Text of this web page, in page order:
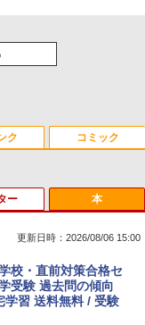
オフホワイト
ブラック
Flo Milli, ATL Jacob
Flo Milli, ATL Jacob
ク
ルレス 500ml ×24本
ウム含有 水 ミネラル
ル 静岡県産 500ミリリ
コミック
(デジタル版ビッグガ
(22) (角川コミックス・
| Latitude 3500 | Wi
| 一年保証 | 第8世
〜最大3.9)GHz |
新品) | 光学ド
世田谷の給水塔 キ
スツール キーキャ
ラー AR-REMOVE
ー
中ポイント5倍】中
ンチ サイズ選択可
/ VGA / DVI 端子
ケーブル付き サ
本
更新日時：2026/08/06 15:00
校・直前対策合格セ
受験 過去問の傾向
学習 送料無料 / 受験